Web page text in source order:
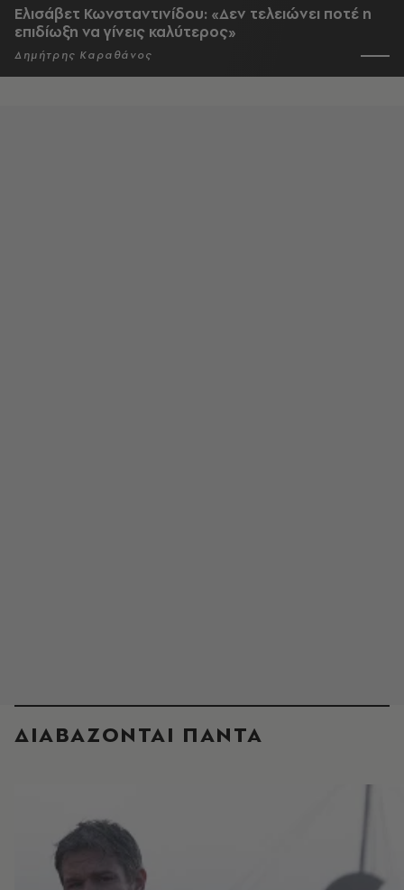
Ελισάβετ Κωνσταντινίδου: «Δεν τελειώνει ποτέ η
επιδίωξη να γίνεις καλύτερος»
Δημήτρης Καραθάνος
ΔΙΑΒΑΖΟΝΤΑΙ ΠΑΝΤΑ